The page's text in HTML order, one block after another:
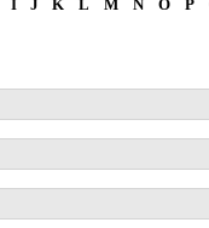
I J K L M N O P